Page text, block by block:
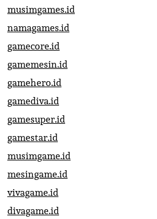
musimgames.id
namagames.id
gamecore.id
gamemesin.id
gamehero.id
gamediva.id
gamesuper.id
gamestar.id
musimgame.id
mesingame.id
vivagame.id
divagame.id